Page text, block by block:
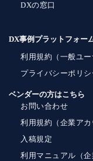
DXの窓口
DX事例プラットフォー
利用規約（一般ユー
プライバシーポリシ
ベンダーの方はこちら
お問い合わせ
利用規約（企業アカ
入稿規定
利用マニュアル（企